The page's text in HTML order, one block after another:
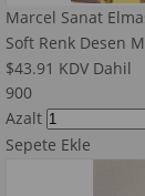
Marcel Sanat
Soft Renk Desen
$43.91 KDV Dahil
900
Azalt
Sepete Ekle